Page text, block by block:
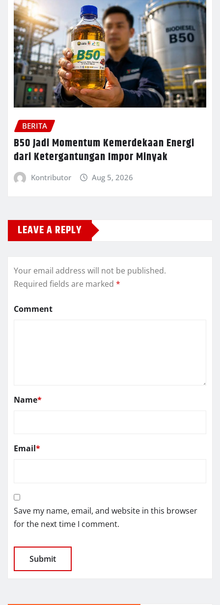
BERITA
B50 Jadi Momentum Kemerdekaan Energi
dari Ketergantungan Impor Minyak
Kontributor Aug 5, 2026
LEAVE A REPLY
Your email address will not be published.
Required fields are marked *
Comment
Name*
Email*
Save my name, email, and website in this browser
for the next time I comment.